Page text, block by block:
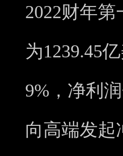
2022财年
为1239.45
9%，净利
向高端发起